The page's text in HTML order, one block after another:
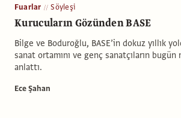
Fuarlar Söyleşi
Kurucuların Gözünden BASE
Bilge ve Boduroğlu, BASE’in dokuz yıllık
sanat ortamını ve genç sanatçıların
anlattı.
Ece Şahan